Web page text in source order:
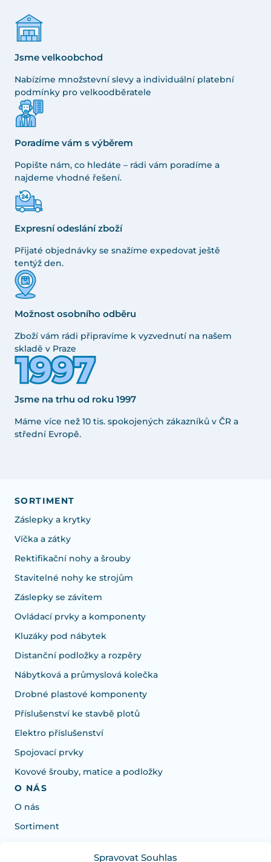
Spravovat Souhlas
Jsme velkoobchod
Nabízíme množstevní slevy a individuální platební
podmínky pro velkoodběratele
Poradíme vám s výběrem
Popište nám, co hledáte – rádi vám poradíme a
najdeme vhodné řešení.
Expresní odeslání zboží
Přijaté objednávky se snažíme expedovat ještě
tentýž den.
Možnost osobního odběru
Zboží vám rádi připravíme k vyzvednutí na našem
skladě v Praze
Jsme na trhu od roku 1997
Máme více než 10 tis. spokojených zákazníků v ČR a
střední Evropě.
SORTIMENT
Záslepky a krytky
Víčka a zátky
Rektifikační nohy a šrouby
Stavitelné nohy ke strojům
Záslepky se závitem
Ovládací prvky a komponenty
Kluzáky pod nábytek
Distanční podložky a rozpěry
Nábytková a průmyslová kolečka
Drobné plastové komponenty
Příslušenství ke stavbě plotů
Elektro příslušenství
Spojovací prvky
Kovové šrouby, matice a podložky
O NÁS
O nás
Sortiment